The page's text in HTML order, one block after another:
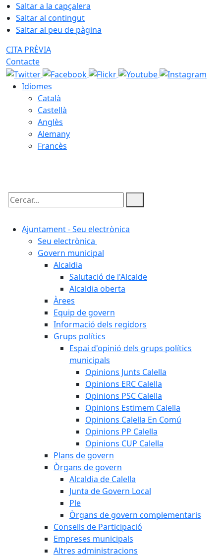
Saltar a la capçalera
Saltar al contingut
Saltar al peu de pàgina
CITA PRÈVIA
Contacte
Idiomes
Català
Castellà
Anglès
Alemany
Francès
Cercar:
Ajuntament - Seu electrònica
Seu electrònica
Govern municipal
Alcaldia
Salutació de l'Alcalde
Alcaldia oberta
Àrees
Equip de govern
Informació dels regidors
Grups polítics
Espai d'opinió dels grups polítics
municipals
Opinions Junts Calella
Opinions ERC Calella
Opinions PSC Calella
Opinions Estimem Calella
Opinions Calella En Comú
Opinions PP Calella
Opinions CUP Calella
Plans de govern
Òrgans de govern
Alcaldia de Calella
Junta de Govern Local
Ple
Òrgans de govern complementaris
Consells de Participació
Empreses municipals
Altres administracions